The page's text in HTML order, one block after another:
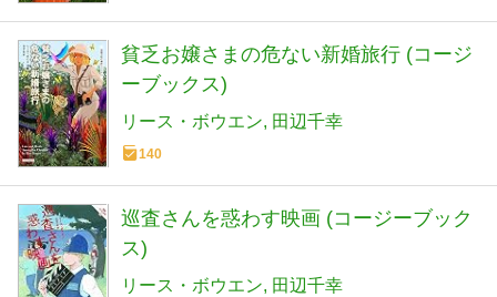
貧乏お嬢さまの危ない新婚旅行 (コージ
ーブックス)
リース・ボウエン 田辺千幸
140
巡査さんを惑わす映画 (コージーブック
ス)
リース・ボウエン 田辺千幸